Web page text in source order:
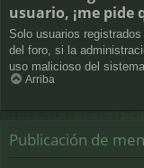
usuario, ¡me pide
Solo usuarios
del foro, si la
uso malicioso del
Arriba
Publicación de